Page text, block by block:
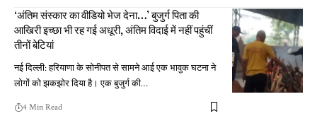
‘अंतिम संस्कार का वीडियो भेज देना…’ बुजुर्ग पिता की
आखिरी इच्छा भी रह गई अधूरी, अंतिम विदाई में नहीं पहुंचीं
तीनों बेटियां
नई दिल्ली: हरियाणा के सोनीपत से सामने आई एक भावुक घटना ने
लोगों को झकझोर दिया है। एक बुजुर्ग की…
4 Min Read